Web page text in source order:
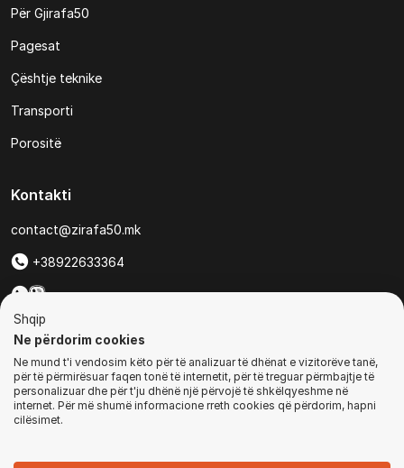
Për Gjirafa50
Pagesat
Çështje teknike
Transporti
Porositë
Kontakti
contact@zirafa50.mk
+38922633364
Për kërkesa të ofertave:
b2b@zirafa50.mk
Jadranska Magistrala No. 86, Skopje, North Macedonia
Shqip
Ne përdorim cookies
Ne mund t'i vendosim këto për të analizuar të dhënat e vizitorëve tanë,
për të përmirësuar faqen tonë të internetit, për të treguar përmbajtje të
personalizuar dhe për t'ju dhënë një përvojë të shkëlqyeshme në
internet. Për më shumë informacione rreth cookies që përdorim, hapni
cilësimet.